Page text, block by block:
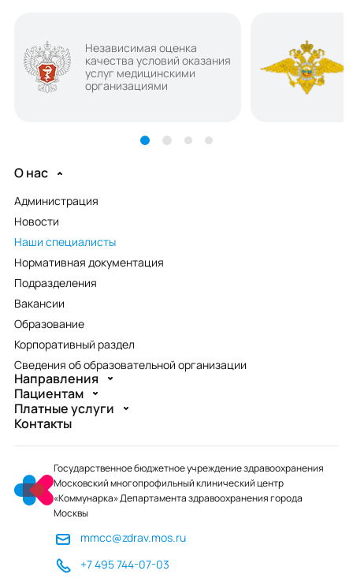
Независимая оценка
качества условий оказания
услуг медицинскими
организациями
О нас
Администрация
Новости
Наши специалисты
Нормативная документация
Подразделения
Вакансии
Образование
Корпоративный раздел
Сведения об образовательной организации
Направления
Пациентам
Платные услуги
Контакты
Государственное бюджетное учреждение здравоохранения
Московский многопрофильный клинический центр
«Коммунарка» Департамента здравоохранения города
Москвы
mmcc@zdrav.mos.ru
+7 495 744-07-03